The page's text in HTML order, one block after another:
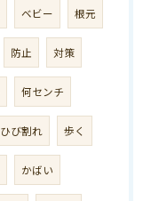
ベビー 根元
防止 対策
何センチ
ひび割れ 歩く
かばい